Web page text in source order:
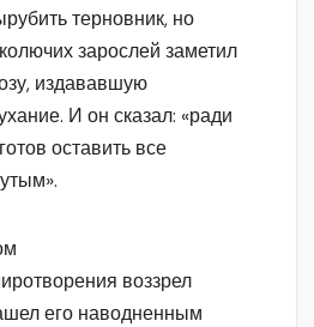
терновник, но
зарослей заметил
издававшую
И он сказал: «ради
оставить все
воззрел
его наводненным